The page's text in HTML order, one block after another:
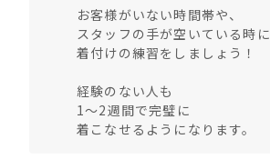
お客様がいない時間帯や、
スタッフの手が空いている時に
着付けの練習をしましょう！
経験のない人も
1～2週間で完璧に
着こなせるようになります。